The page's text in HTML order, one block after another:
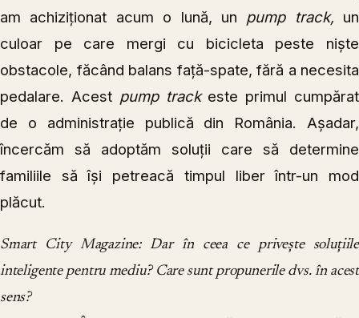
am achiziționat acum o lună, un pump track, un
culoar pe care mergi cu bicicleta peste niște
obstacole, făcând balans față-spate, fără a necesita
pedalare. Acest pump track este primul cumpărat
de o administrație publică din România. Așadar,
încercăm să adoptăm soluții care să determine
familiile să își petreacă timpul liber într-un mod
plăcut.
Smart City Magazine: Dar în ceea ce privește soluțiile
inteligente pentru mediu? Care sunt propunerile dvs. în acest
sens?